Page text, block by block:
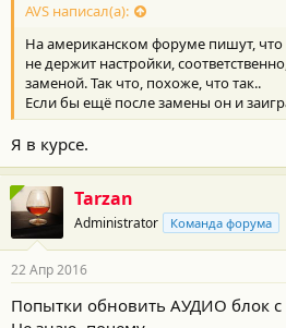
AVS написал(а):
На американском форуме пишут, что
не держит настройки,
заменой. Так что, похоже, что так..
Если бы ещё после замены он и
Я в курсе.
Tarzan
Administrator Команда форума
22 Апр 2016
Попытки обновить АУДИО блок с